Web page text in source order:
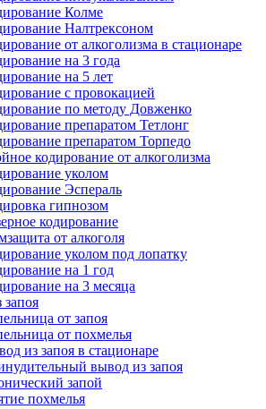
Колме
Налтрексоном
от алкоголизма в стационаре
на 3 года
на 5 лет
с провокацией
по методу Довженко
препаратом Тетлонг
препаратом Торпедо
кодирование от алкоголизма
уколом
Эспераль
гипнозом
кодирование
от алкоголя
уколом под лопатку
на 1 год
на 3 месяца
от запоя
от похмелья
из запоя в стационаре
вывод из запоя
запой
похмелья